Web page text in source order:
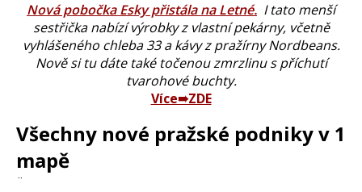
Nová pobočka Esky přistála na Letné. I tato menší
sestřička nabízí výrobky z vlastní pekárny, včetně
vyhlášeného chleba 33 a kávy z pražírny Nordbeans.
Nově si tu dáte také točenou zmrzlinu s příchutí
tvarohové buchty.
Více➠ZDE
Všechny nové pražské podniky v 1
mapě
¨